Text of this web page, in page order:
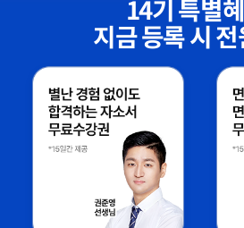
14기 특별
지금 등록 시